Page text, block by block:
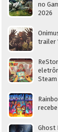
no
2026
trailer
Steam
Ghost